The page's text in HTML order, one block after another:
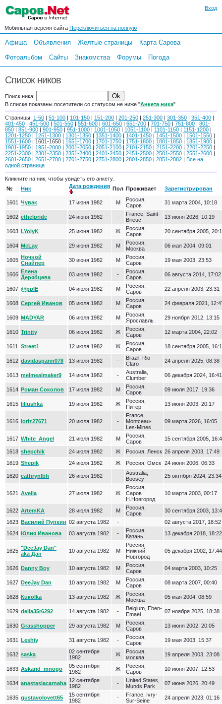
Вход
Мобильная версия сайта Переключиться на полную
Афиша Объявления Желтые страницы
Карта Сарова
Фотоальбом
Сайты Знакомства Форумы Погода
Список ников
Поиск ника:
В списке показаны посетители со статусом не ниже "Анкета ника".
Страницы: 1-50 | 51-100 | 101-150 | 151-200 | 201-250 | 251-300 | 301-350 | 351-400 |
401-450 | 451-500 | 501-550 | 551-600 | 601-650 | 651-700 | 701-750 | 751-800 | 801-
850 | 851-900 | 901-950 | 951-1000 | 1001-1050 | 1051-1100 | 1101-1150 | 1151-1200 |
1201-1250 | 1251-1300 | 1301-1350 | 1351-1400 | 1401-1450 | 1451-1500 | 1501-1550 |
1551-1600 | 1601-1650 | 1651-1700 | 1701-1750 | 1751-1800 | 1801-1850 | 1851-1900 |
1901-1950 | 1951-2000 | 2001-2050 | 2051-2100 | 2101-2150 | 2151-2200 | 2201-2250 |
2251-2300 | 2301-2350 | 2351-2400 | 2401-2450 | 2451-2500 | 2501-2550 | 2551-2600 |
2601-2650 | 2651-2700 | 2701-2750 | 2751-2800 | 2801-2850 | 2851-2882 | Все на
одной странице
Кликните на ник, чтобы увидеть его анкету.
№
Ник Дата рождения Пол Проживает Зарегистрирован
1601 Чувак 17 июня 1982 М
Россия,
Саров
31 марта 2004, 10:18
1602 ethelpride 24 июня 1982 -
France, Saint-
Brieuc
13 июня 2026, 10:19
1603 LYolyK 25 июня 1982 Ж
Россия,
Саров
20 сентября 2005,
1604 McLay 29 июня 1982 М
Россия,
Москва
06 мая 2004, 09:01
1605 Ночной
Снайпер
30 июня 1982 М
Россия,
Саров
19 мая 2003, 23:53
1606 Елена
Дерябцева
03 июля 1982 -
Россия,
Саров
06 августа 2014, 17:02
1607 @pplE 04 июля 1982 М
Россия,
Саров
22 апреля 2003, 23:31
1608 Сергей Иванов 05 июля 1982 М
Россия,
Саров
24 февраля 2021,
1609 MADYAR 06 июля 1982 М
Россия,
Ярославль
29 ноября 2012, 13:15
1610 Trinity 06 июля 1982 Ж
Россия,
Саров
12 марта 2004, 22:02
1611 Street1 12 июля 1982 Ж
Россия,
Саров
18 сентября 2005,
1612 davidaspann078 13 июля 1982 -
Brazil, Rio
Claro
24 апреля 2025, 08:38
1613 melmealmaker9 14 июля 1982 -
Australia,
Clumber
06 декабря 2024, 16:41
1614 Роман Соколов 17 июля 1982 М
Россия,
Саров
09 июля 2017, 19:36
1615 liliushka 19 июля 1982 Ж
Россия,
Питер
13 июня 2003, 20:17
1616 loriz27671 20 июля 1982 -
France,
Montceau-
Les-Mines
09 марта 2026, 16:05
1617 White_Angel 21 июля 1982 М
Россия,
Саров
15 сентября 2005,
1618 shepchik 24 июля 1982 Ж Россия, Ленск 26 апреля 2003, 17:49
1619 Shepik 24 июля 1982 Ж Россия, Омск 24 июня 2006, 06:33
1620 cathrynlbh 26 июля 1982 -
Australia,
Boosey
25 октября 2024, 23:34
1621 Avelia 27 июля 1982 Ж
Россия,
Саров
Н.Новгород
10 марта 2003, 00:17
1622 ArtemKA 28 июля 1982 М
Россия,
Саров
30 сентября 2003,
1623 Василий Пупкин 02 августа 1982 -
02 августа 2017, 18:52
1624 Юлия Иванова 03 августа 1982 -
Россия,
Казань
13 декабря 2018, 18:22
1625 "DeeJay Dan"
aka Дан
10 августа 1982 М
Россия,
Нижний
Новгород
05 декабря 2002, 17:44
1626 Danny Boy 10 августа 1982 М
Россия,
Саров
04 марта 2003, 10:25
1627 DeeJay Dan 10 августа 1982 М
Россия,
Саров
08 марта 2007, 00:40
1628 Кuкolka 13 августа 1982 Ж
Россия,
Москва
05 мая 2004, 08:59
1629 delia35r6292 14 августа 1982 -
Belgium, Eben-
Emael
07 ноября 2025, 18:38
1630 Grasshopper 29 августа 1982 М
Россия,
Саров
13 июня 2002, 20:05
1631 Leshiy 31 августа 1982 -
Россия,
Саров
19 мая 2003, 15:37
1632 saska
02 сентября
1982
Ж
Россия,
москва
19 апреля 2003, 23:08
1633 Askarid_mnogo
05 сентября
1982
Ж
Россия,
Саров
10 июня 2007, 12:53
1634 anastasiacarnaha 12 сентября
1982
-
United States,
Munds Park
07 июня 2026, 20:49
1635 gustavolovett65
15 сентября
1982
-
France, Ivry-
Sur-Seine
24 апреля 2023, 01:16